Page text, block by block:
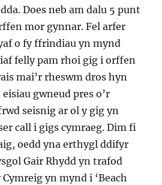
Does neb am dalu 5 punt
mor gynnar. Fel arfer
o fy ffrindiau yn mynd
felly pam rhoi gig i orffen
mai’r rheswm dros hyn
gwneud pres o’r
seisnig ar ol y gig yn
call i gigs cymraeg. Dim fi
oedd yna erthygl ddifyr
Gair Rhydd yn trafod
yn mynd i ‘Beach